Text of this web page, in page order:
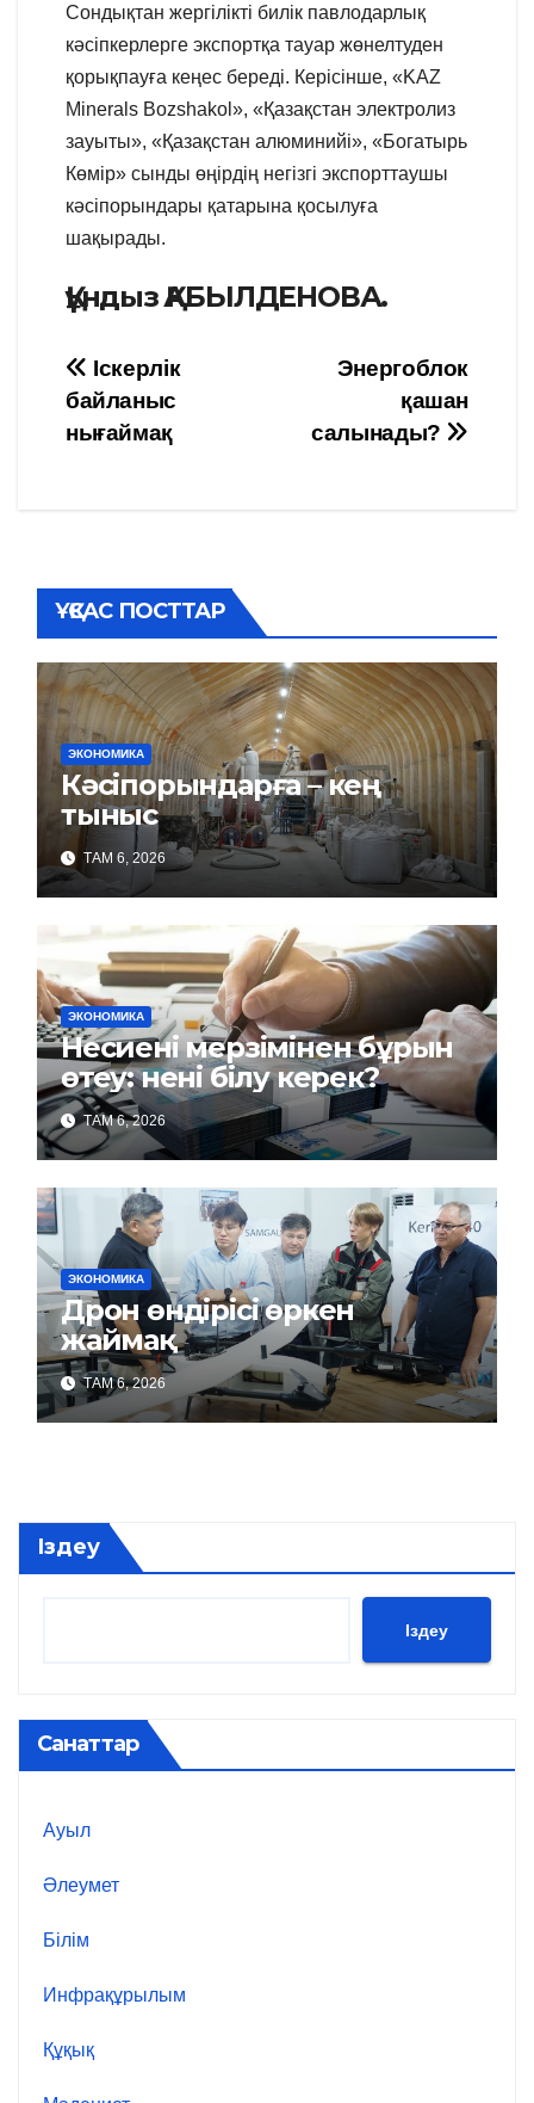
Сондықтан жергілікті билік павлодарлық
кәсіпкерлерге экспортқа тауар жөнелтуден
қорықпауға кеңес береді. Керісінше, «KAZ
Minerals Bozshakol», «Қазақстан электролиз
зауыты», «Қазақстан алюминийі», «Богатырь
Көмір» сынды өңірдің негізгі экспорттаушы
кәсіпорындары қатарына қосылуға
шақырады.
Құндыз ҚАБЫЛДЕНОВА.
Навигация
по
Энергоблок
қашан
салынады?
Іскерлік
байланыс
нығаймақ
ҰҚСАС ПОСТТАР
ЭКОНОМИКА
Кәсіпорындарға – кең
тыныс
ТАМ 6, 2026
ЭКОНОМИКА
Несиені мерзімінен бұрын
өтеу: нені білу керек?
ТАМ 6, 2026
ЭКОНОМИКА
Дрон өндірісі өркен
жаймақ
ТАМ 6, 2026
Іздеу
Іздеу
Санаттар
Ауыл
Әлеумет
Білім
Инфрақұрылым
Құқық